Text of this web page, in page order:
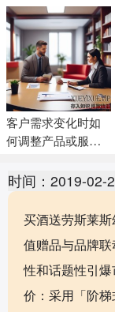
客户需求变化时如
何调整产品或服务
时间：2019-02-
买酒送劳斯莱
值赠品与品牌
性和话题性引
价：采用「阶